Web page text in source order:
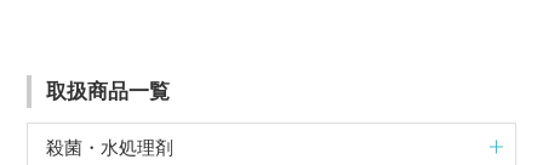
取扱商品一覧
殺菌・水処理剤